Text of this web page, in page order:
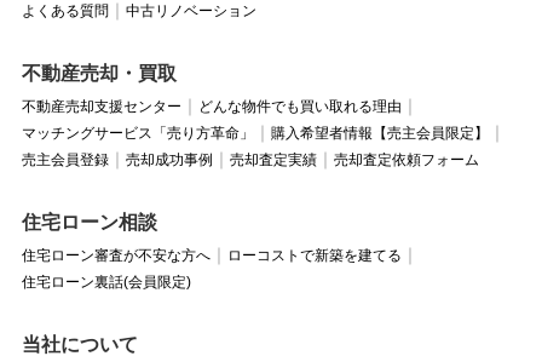
よくある質問
中古リノベーション
不動産売却・買取
不動産売却支援センター
どんな物件でも買い取れる理由
マッチングサービス「売り方革命」
購入希望者情報【売主会員限定】
売主会員登録
売却成功事例 売却査定実績 売却査定依頼フォーム
住宅ローン相談
住宅ローン審査が不安な方へ
ローコストで新築を建てる
住宅ローン裏話(会員限定)
当社について